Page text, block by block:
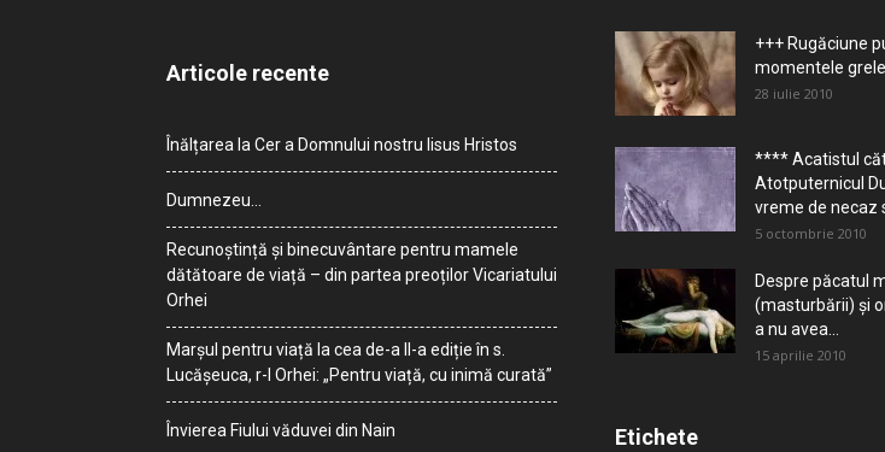
Articole recente
Înălțarea la Cer a Domnului nostru Iisus Hristos
Dumnezeu…
Recunoștință și binecuvântare pentru mamele
dătătoare de viață – din partea preoților Vicariatului
Orhei
Marșul pentru viață la cea de-a II-a ediție în s.
Lucășeuca, r-l Orhei: „Pentru viață, cu inimă curată”
Învierea Fiului văduvei din Nain
+++ Rugăciune
momentele
28 iulie 2010
**** Acatistul
Atotputernicul
vreme de necaz
5 octombrie 2010
Despre păcatul
(masturbării) şi
a nu avea...
15 aprilie 2010
Etichete